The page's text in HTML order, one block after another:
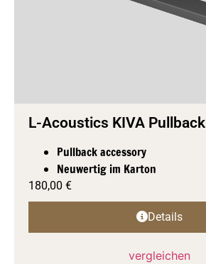
L-Acoustics KIVA Pullback
Pullback accessory
Neuwertig im Karton
180,00 €
Details
vergleichen